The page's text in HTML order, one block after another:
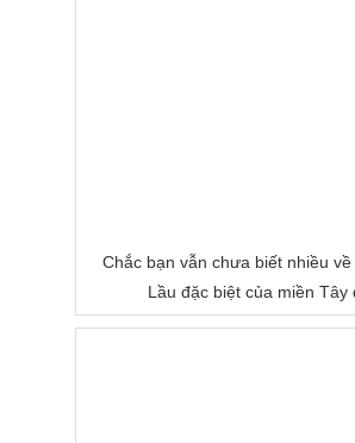
Chắc bạn vẫn chưa biết nhiều
Lầu đặc biệt của miền Tây